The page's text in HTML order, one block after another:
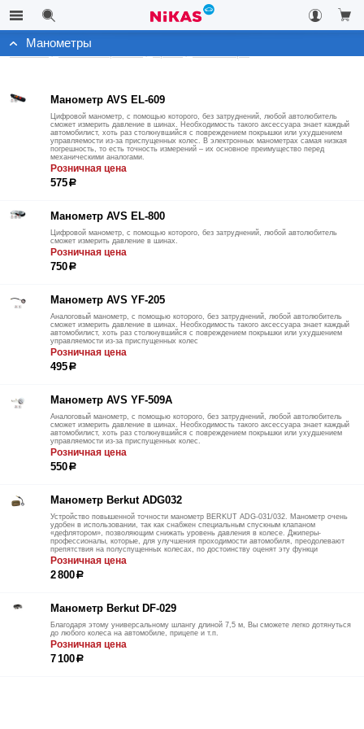
Автоэлектроника
Манометры
Манометр AVS EL-609
Цифровой манометр, с помощью которого, без затруднений, любой автолюбитель
сможет измерить давление в шинах. Необходимость такого аксессуара знает каждый
автомобилист, хоть раз столкнувшийся с повреждением покрышки или ухудшением
управляемости из-за приспущенных колес. В электронных манометрах самая низкая
погрешность, то есть точность измерений – их основное преимущество перед
механическими аналогами.
Розничная цена
575р
Манометр AVS EL-800
Цифровой манометр, с помощью которого, без затруднений, любой автолюбитель
сможет измерить давление в шинах.
Розничная цена
750р
Манометр AVS YF-205
Аналоговый манометр, с помощью которого, без затруднений, любой автолюбитель
сможет измерить давление в шинах. Необходимость такого аксессуара знает каждый
автомобилист, хоть раз столкнувшийся с повреждением покрышки или ухудшением
управляемости из-за приспущенных колес
Розничная цена
495р
Манометр AVS YF-509A
Аналоговый манометр, с помощью которого, без затруднений, любой автолюбитель
сможет измерить давление в шинах. Необходимость такого аксессуара знает каждый
автомобилист, хоть раз столкнувшийся с повреждением покрышки или ухудшением
управляемости из-за приспущенных колес.
Розничная цена
550р
Манометр Berkut ADG032
Устройство повышенной точности манометр BERKUT ADG-031/032. Манометр очень
удобен в использовании, так как снабжен специальным спускным клапаном
«дефлятором», позволяющим снижать уровень давления в колесе. Джиперы-
профессионалы, которые, для улучшения проходимости автомобиля, преодолевают
препятствия на полуспущенных колесах, по достоинству оценят эту функци
Розничная цена
2 800р
Манометр Berkut DF-029
Благодаря этому универсальному шлангу длиной 7,5 м, Вы сможете легко дотянуться
до любого колеса на автомобиле, прицепе и т.п.
Розничная цена
7 100р